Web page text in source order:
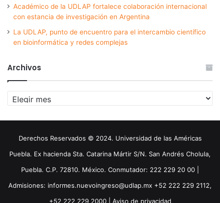
Académico de la UDLAP fortalece colaboración internacional
con estancia de investigación en Argentina
La UDLAP, punto de encuentro para el intercambio científico
en bioinformática y redes complejas
Archivos
Archivos
Derechos Reservados © 2024. Universidad de las Américas
Puebla. Ex hacienda Sta. Catarina Mártir S/N. San Andrés Cholula,
Puebla. C.P. 72810. México. Conmutador: 222 229 20 00 |
Admisiones: informes.nuevoingreso@udlap.mx +52 222 229 2112,
+52 222 229 2000 | Aviso de privacidad